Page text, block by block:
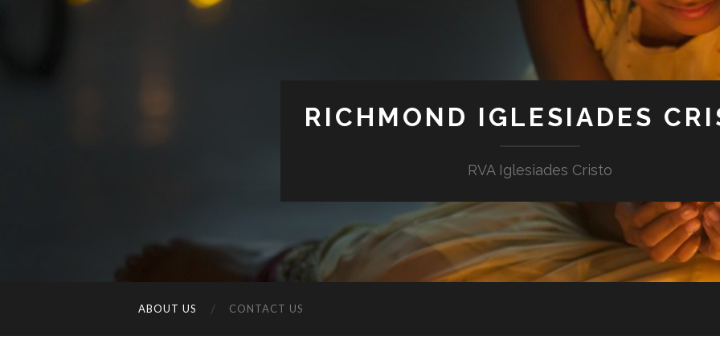
RICHMOND IGLESIADES
RVA Iglesiades Cristo
ABOUT US CONTACT US